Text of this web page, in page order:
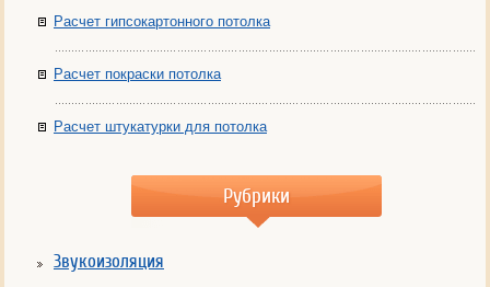
Расчет гипсокартонного потолка
Расчет покраски потолка
Расчет штукатурки для потолка
Рубрики
Звукоизоляция